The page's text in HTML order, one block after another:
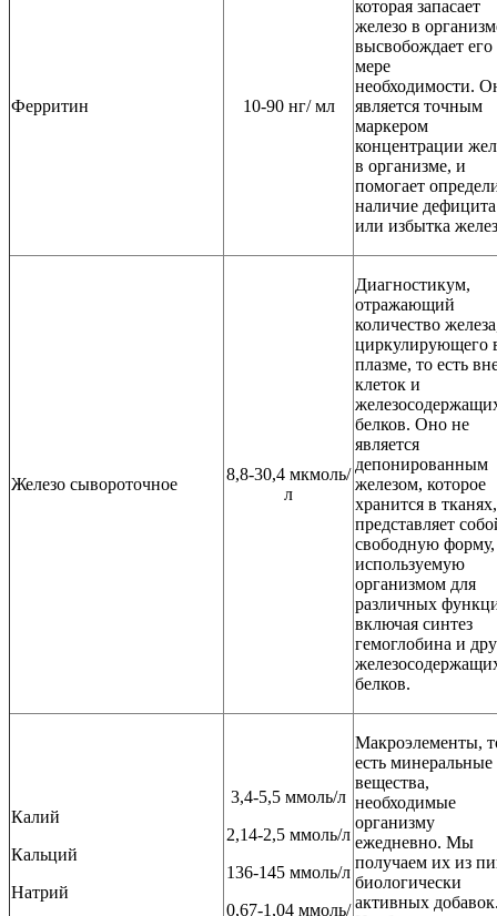
Ферритин 10-90 нг/ мл
которая запасает
железо в
высвобождает его
мере
необходимости.
является точным
маркером
концентрации
в организме, и
помогает
наличие дефицита
или избытка
Железо сывороточное
8,8-30,4 мкмоль/
л
Диагностикум,
отражающий
количество
циркулирующего
плазме, то есть
клеток и
белков. Оно не
является
депонированным
железом, которое
хранится в
представляет
свободную форму,
используемую
организмом для
различных
включая синтез
гемоглобина и
белков.
Калий
Кальций
Натрий
3,4-5,5 ммоль/л
2,14-2,5 ммоль/л
136-145 ммоль/л
0,67-1,04 ммоль/
Макроэлементы,
есть минеральные
вещества,
необходимые
организму
ежедневно. Мы
получаем их из
биологически
активных